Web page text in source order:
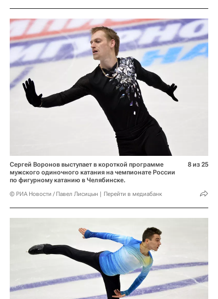
Сергей Воронов выступает в короткой программе
мужского одиночного катания на чемпионате России
по фигурному катанию в Челябинске.
© РИА Новости / Павел Лисицын Перейти в медиабанк
8 из 25